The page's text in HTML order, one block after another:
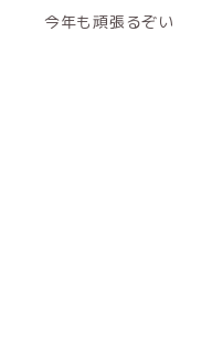
今年も頑張るぞい